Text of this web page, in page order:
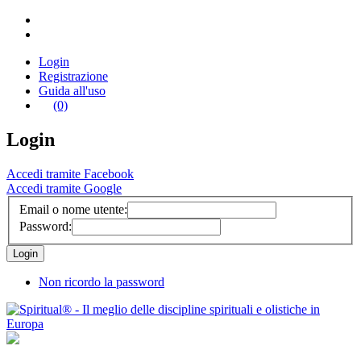
Login
Registrazione
Guida all'uso
(0)
Login
Accedi tramite Facebook
Accedi tramite Google
Email o nome utente:
Password:
Non ricordo la password